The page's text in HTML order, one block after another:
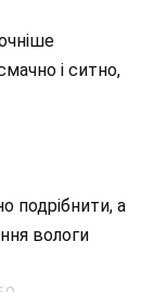
і ситно,
подрібнити, а
вологи